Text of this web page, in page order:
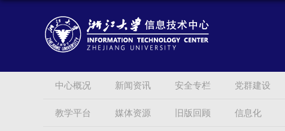
中心概况 新闻资讯 安全专栏 党群建设
教学平台 媒体资源 旧版回顾 信息化